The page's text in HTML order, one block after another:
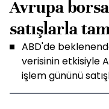
Avrupa
satışlarla
ABD'de
verisinin etkisiyle
işlem gününü